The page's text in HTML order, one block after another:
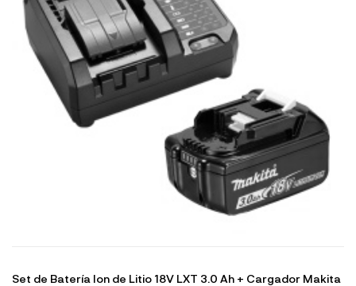
Set de Batería Ion de Litio 18V LXT 3.0 Ah + Cargador Makita